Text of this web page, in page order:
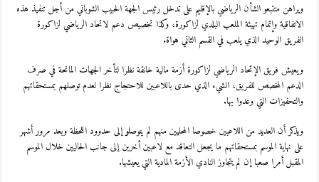
ويراهن متتبعو الشأن الرياضي بالإقليم على تدخل رئيس الجهة الحبيب الشوباني من أجل تنفيذ هذه
الاتفاقية وإتمام تهيئة الملعب البلدي لزاكورة، وكذا تخصيص دعم لاتحاد الرياضي لزاكورة
الفريق الوحيد الذي يلعب في القسم الثاني هواة.
ويعيش فريق الإتحاد الرياضي لزاكورة أزمة مالية خانقة نظرا لتأخر الجهات المانحة في صرف
الدعم المخصص للفريق، الشيء الذي حدى باللاعبين للاحتجاج نظرا لعدم توصلهم بمستحقاتهم
والتحفيزات التي وعدوا بها.
ويذكر أن العديد من اللاعبين خصوصا المحليين منهم لم يتوصلو إلى حدوود اللحظة وبعد مرور أشهر
على نهاية الموسم بمستحقاتهم ما يجعل التعاقد مع لاعبين أخرين إلى جانب الحاليين خلال الموسم
المقبل أمرا صعبا إن لم يتجاوز النادي الأزمة المادية التي يعيشها.